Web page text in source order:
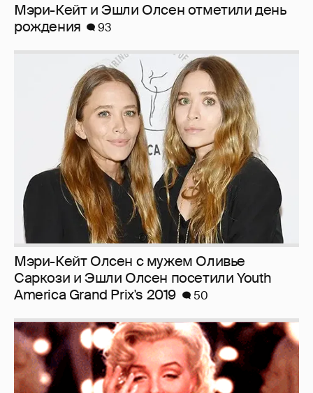
Мэри-Кейт и Эшли Олсен отметили день
рождения
93
Мэри-Кейт Олсен с мужем Оливье
Саркози и Эшли Олсен посетили Youth
America Grand Prix's 2019
50